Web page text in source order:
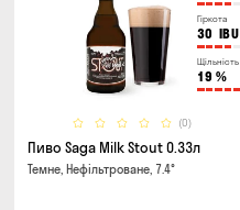
Гіркота
30 IBU
Щільність
19 %
(0)
Пиво Saga Milk Stout 0.33л
Темне, Нефільтроване, 7.4°